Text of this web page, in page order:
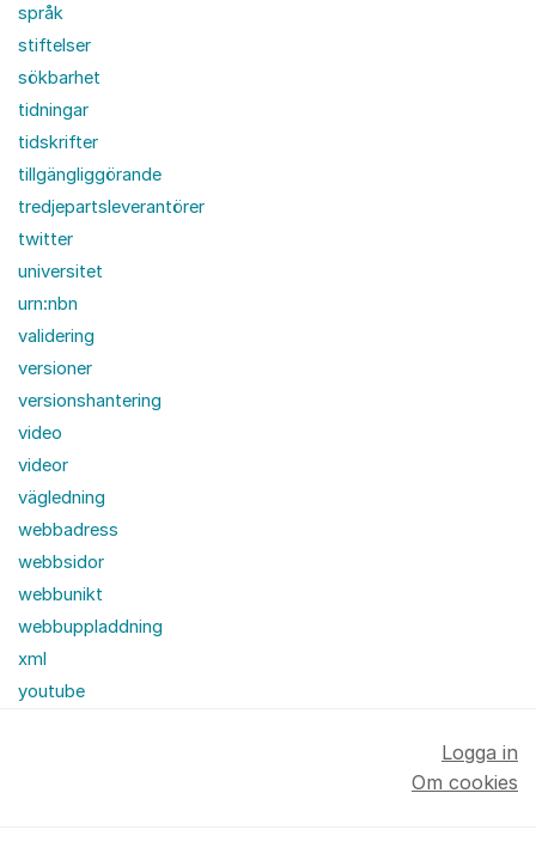
språk
stiftelser
sökbarhet
tidningar
tidskrifter
tillgängliggörande
tredjepartsleverantörer
twitter
universitet
urn:nbn
validering
versioner
versionshantering
video
videor
vägledning
webbadress
webbsidor
webbunikt
webbuppladdning
xml
youtube
Logga in
Om cookies